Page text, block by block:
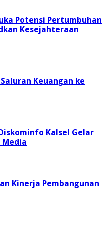
Potensi Pertumbuhan
Kesejahteraan
Keuangan ke
Kalsel Gelar
Media
Kinerja Pembangunan